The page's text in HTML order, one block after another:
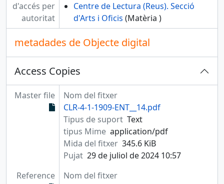
d'accés per
autoritat
Centre de Lectura (Reus). Secció
d'Arts i Oficis (Matèria )
metadades de Objecte digital
Access Copies
Master file
Nom del fitxer
CLR-4-1-1909-ENT__14.pdf
Tipus de suport Text
tipus Mime application/pdf
Mida del fitxer 345.6 KiB
Pujat 29 de juliol de 2024 10:57
Reference
Nom del fitxer